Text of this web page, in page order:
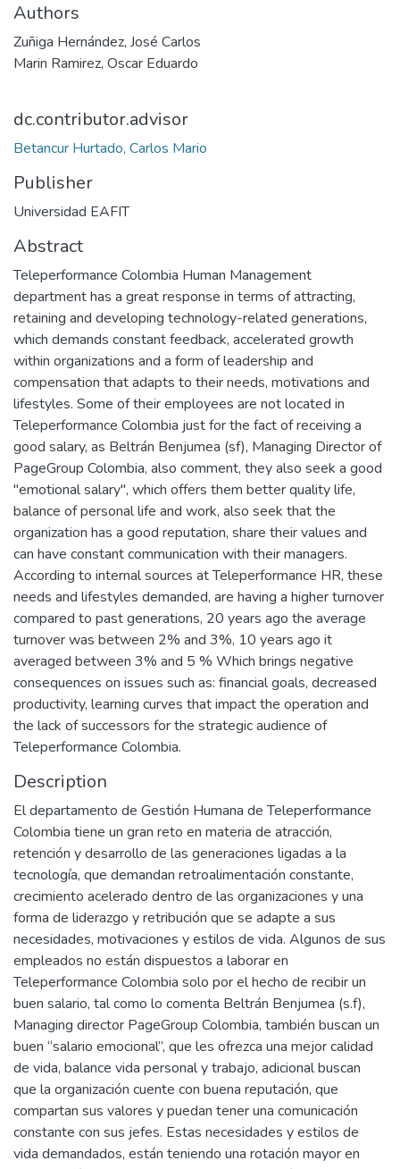
Authors
Zuñiga Hernández, José Carlos
Marin Ramirez, Oscar Eduardo
dc.contributor.advisor
Betancur Hurtado, Carlos Mario
Publisher
Universidad EAFIT
Abstract
Teleperformance Colombia Human Management
department has a great response in terms of attracting,
retaining and developing technology-related generations,
which demands constant feedback, accelerated growth
within organizations and a form of leadership and
compensation that adapts to their needs, motivations and
lifestyles. Some of their employees are not located in
Teleperformance Colombia just for the fact of receiving a
good salary, as Beltrán Benjumea (sf), Managing Director of
PageGroup Colombia, also comment, they also seek a good
"emotional salary", which offers them better quality life,
balance of personal life and work, also seek that the
organization has a good reputation, share their values and
can have constant communication with their managers.
According to internal sources at Teleperformance HR, these
needs and lifestyles demanded, are having a higher turnover
compared to past generations, 20 years ago the average
turnover was between 2% and 3%, 10 years ago it
averaged between 3% and 5 % Which brings negative
consequences on issues such as: financial goals, decreased
productivity, learning curves that impact the operation and
the lack of successors for the strategic audience of
Teleperformance Colombia.
Description
El departamento de Gestión Humana de Teleperformance
Colombia tiene un gran reto en materia de atracción,
retención y desarrollo de las generaciones ligadas a la
tecnología, que demandan retroalimentación constante,
crecimiento acelerado dentro de las organizaciones y una
forma de liderazgo y retribución que se adapte a sus
necesidades, motivaciones y estilos de vida. Algunos de sus
empleados no están dispuestos a laborar en
Teleperformance Colombia solo por el hecho de recibir un
buen salario, tal como lo comenta Beltrán Benjumea (s.f),
Managing director PageGroup Colombia, también buscan un
buen “salario emocional”, que les ofrezca una mejor calidad
de vida, balance vida personal y trabajo, adicional buscan
que la organización cuente con buena reputación, que
compartan sus valores y puedan tener una comunicación
constante con sus jefes. Estas necesidades y estilos de
vida demandados, están teniendo una rotación mayor en